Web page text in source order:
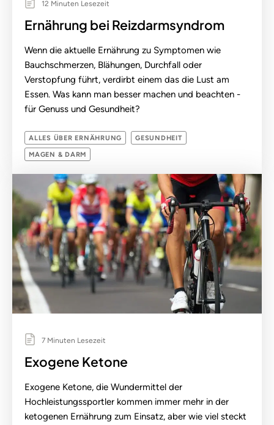
12 Minuten Lesezeit
Ernährung bei Reizdarmsyndrom
Wenn die aktuelle Ernährung zu Symptomen wie
Bauchschmerzen, Blähungen, Durchfall oder
Verstopfung führt, verdirbt einem das die Lust am
Essen. Was kann man besser machen und beachten -
für Genuss und Gesundheit?
ALLES ÜBER ERNÄHRUNG GESUNDHEIT
MAGEN & DARM
7 Minuten Lesezeit
Exogene Ketone
Exogene Ketone, die Wundermittel der
Hochleistungssportler kommen immer mehr in der
ketogenen Ernährung zum Einsatz, aber wie viel steckt